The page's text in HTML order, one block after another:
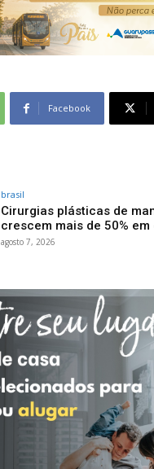
Facebook
brasil
Cirurgias plásticas de
crescem mais de 50% em
agosto 7, 2026